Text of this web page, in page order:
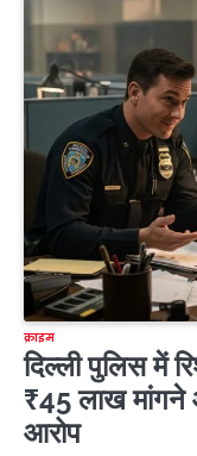
क्राइम
दिल्ली पुलिस में
₹45 लाख मांगने
आरोप